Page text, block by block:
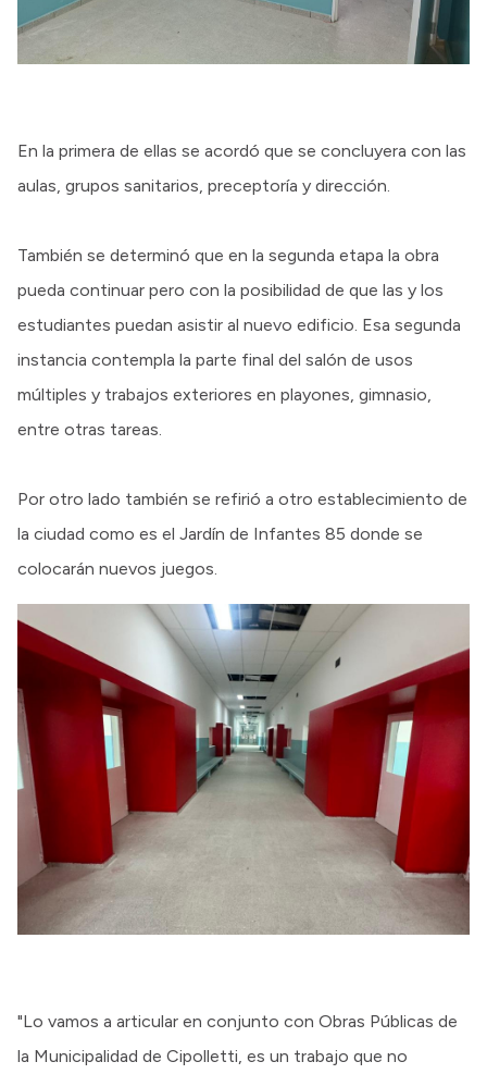
En la primera de ellas se acordó que se concluyera con las
aulas, grupos sanitarios, preceptoría y dirección.
También se determinó que en la segunda etapa la obra
pueda continuar pero con la posibilidad de que las y los
estudiantes puedan asistir al nuevo edificio. Esa segunda
instancia contempla la parte final del salón de usos
múltiples y trabajos exteriores en playones, gimnasio,
entre otras tareas.
Por otro lado también se refirió a otro establecimiento de
la ciudad como es el Jardín de Infantes 85 donde se
colocarán nuevos juegos.
"Lo vamos a articular en conjunto con Obras Públicas de
la Municipalidad de Cipolletti, es un trabajo que no